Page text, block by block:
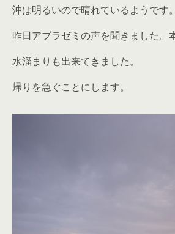
沖は明るいので晴れているようです。
昨日アブラゼミの声を聞きました。
水溜まりも出来てきました。
帰りを急ぐことにします。